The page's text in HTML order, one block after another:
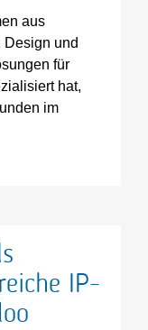
aus
Design und
für
hat,
im
IP-